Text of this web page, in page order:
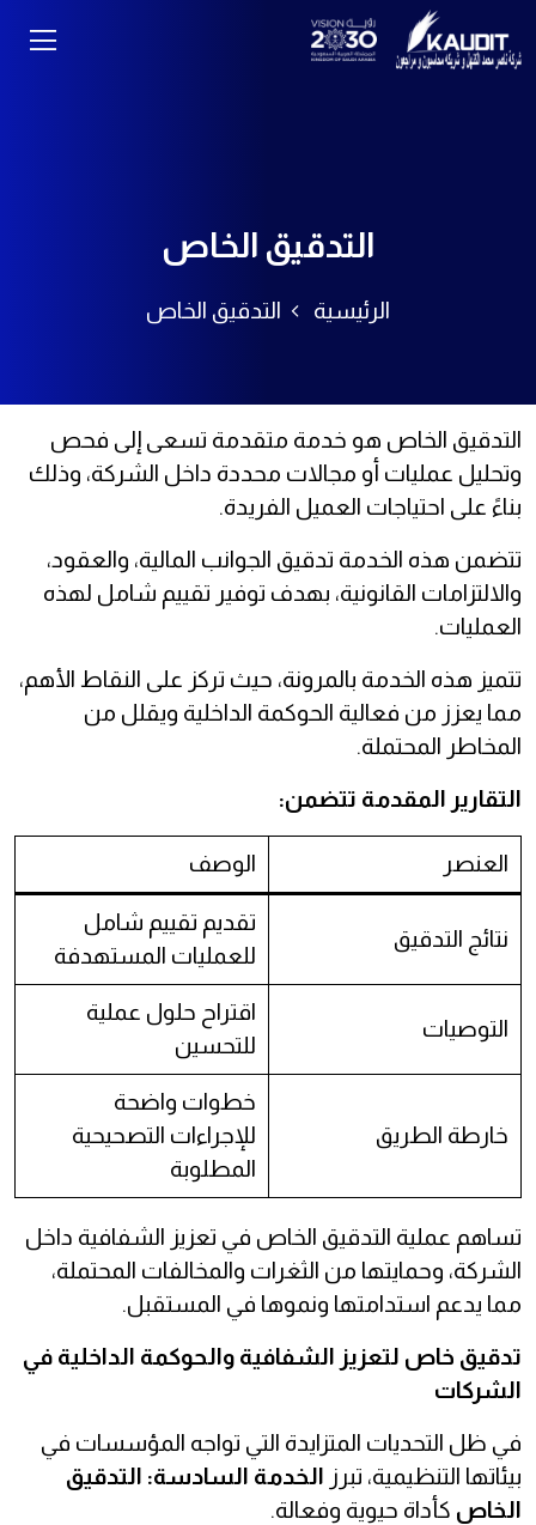
التدقيق الخاص
الرئيسية التدقيق الخاص
التدقيق الخاص هو خدمة متقدمة تسعى إلى فحص
وتحليل عمليات أو مجالات محددة داخل الشركة، وذلك
بناءً على احتياجات العميل الفريدة.
تتضمن هذه الخدمة تدقيق الجوانب المالية، والعقود،
والالتزامات القانونية، بهدف توفير تقييم شامل لهذه
العمليات.
تتميز هذه الخدمة بالمرونة، حيث تركز على النقاط الأهم،
مما يعزز من فعالية الحوكمة الداخلية ويقلل من
المخاطر المحتملة.
التقارير المقدمة تتضمن:
العنصر الوصف
نتائج التدقيق
تقديم تقييم شامل
للعمليات المستهدفة
التوصيات
اقتراح حلول عملية
للتحسين
خارطة الطريق
خطوات واضحة
للإجراءات التصحيحية
المطلوبة
تساهم عملية التدقيق الخاص في تعزيز الشفافية داخل
الشركة، وحمايتها من الثغرات والمخالفات المحتملة،
مما يدعم استدامتها ونموها في المستقبل.
تدقيق خاص لتعزيز الشفافية والحوكمة الداخلية في
الشركات
في ظل التحديات المتزايدة التي تواجه المؤسسات في
بيئاتها التنظيمية، تبرز
الخدمة السادسة: التدقيق
الخاص كأداة حيوية وفعالة.